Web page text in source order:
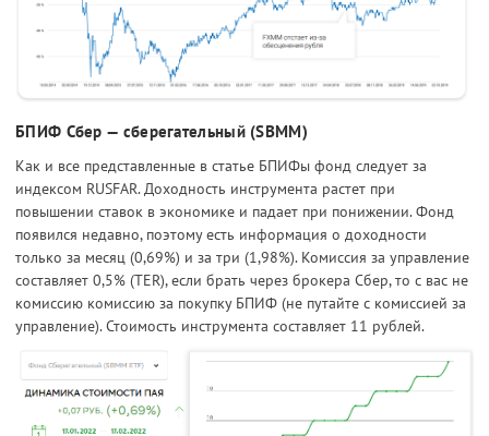
БПИФ Сбер — сберегательный (SBMM)
Как и все представленные в статье БПИФы фонд следует за
индексом RUSFAR. Доходность инструмента растет при
повышении ставок в экономике и падает при понижении. Фонд
появился недавно, поэтому есть информация о доходности
только за месяц (0,69%) и за три (1,98%). Комиссия за управление
составляет 0,5% (TER), если брать через брокера Сбер, то с вас не
комиссию комиссию за покупку БПИФ (не путайте с комиссией за
управление). Стоимость инструмента составляет 11 рублей.